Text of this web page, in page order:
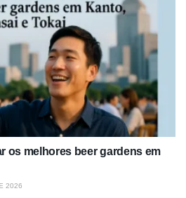
os melhores beer gardens em
2026